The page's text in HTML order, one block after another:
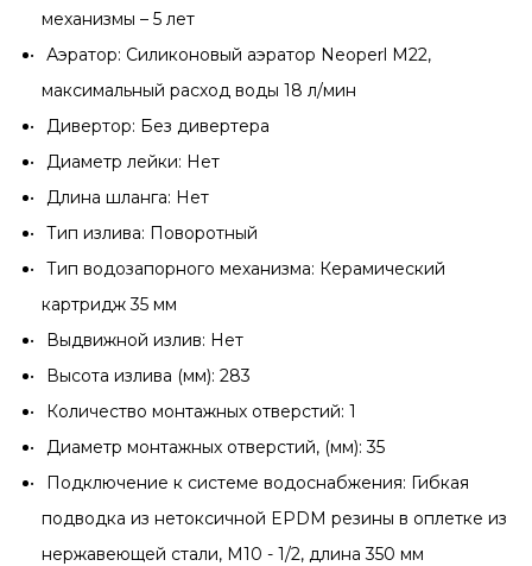
механизмы – 5 лет
Аэратор: Силиконовый аэратор Neoperl M22,
максимальный расход воды 18 л/мин
Дивертор: Без дивертера
Диаметр лейки: Нет
Длина шланга: Нет
Тип излива: Поворотный
Тип водозапорного механизма: Керамический
картридж 35 мм
Выдвижной излив: Нет
Высота излива (мм): 283
Количество монтажных отверстий: 1
Диаметр монтажных отверстий, (мм): 35
Подключение к системе водоснабжения: Гибкая
подводка из нетоксичной EPDM резины в оплетке из
нержавеющей стали, М10 - 1/2, длина 350 мм